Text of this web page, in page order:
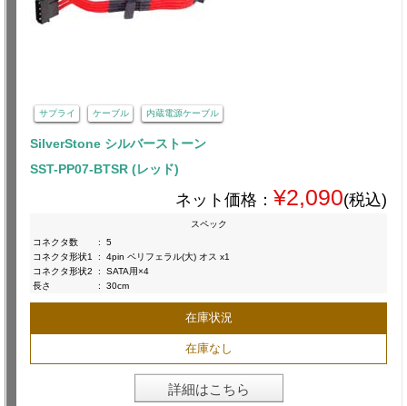
サプライ ケーブル 内蔵電源ケーブル
SilverStone シルバーストーン
SST-PP07-BTSR (レッド)
ネット価格： ¥2,090(税込)
スペック
コネクタ数
:
5
コネクタ形状1
:
4pin ペリフェラル(大) オス x1
コネクタ形状2
:
SATA用×4
長さ
: 30cm
在庫状況
在庫なし
詳細はこちら